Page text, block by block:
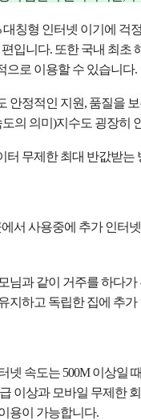
칭형 인터넷 이기에 걱
입니다. 또한 국내 최초
으로 이용할 수 있습니다.
안정적인 지원, 품질을
도의 의미)지수도 굉장히
터 무제한최대 반값받는
서 사용중에 추가 인터
님과 같이 거주를하다가
지하고 독립한 집에 추
넷 속도는 500M 이상일
이상과 모바일 무제한
용이 가능합니다.